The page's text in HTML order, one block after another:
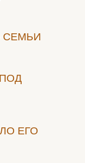
СЕМЬИ
ЕГО